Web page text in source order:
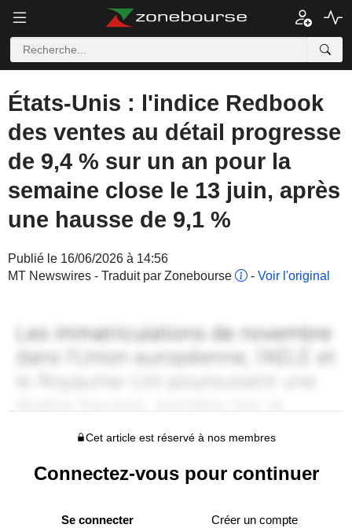
États-Unis : l'indice Redbook
des ventes au détail progresse
de 9,4 % sur un an pour la
semaine close le 13 juin, après
une hausse de 9,1 %
Publié le 16/06/2026 à 14:56
MT Newswires - Traduit par Zonebourse
- Voir l'original
Cet article est réservé à nos membres
Connectez-vous pour continuer
Se connecter Créer un compte